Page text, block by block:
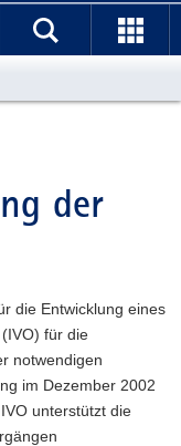
der
die Entwicklung eines
für die
notwendigen
im Dezember 2002
unterstützt die